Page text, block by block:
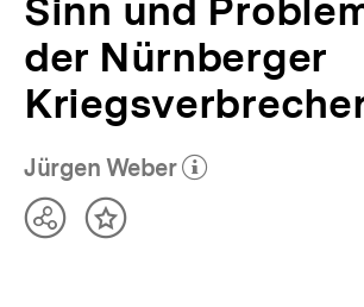
Sinn und
der Nürnberger
Jürgen Weber
(Mehr zum Autor)
TeilenInhalt